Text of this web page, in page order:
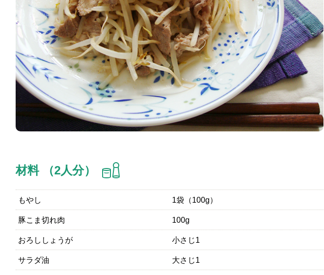
材料 （2人分）
もやし 1袋（100g）
豚こま切れ肉 100g
おろししょうが 小さじ1
サラダ油 大さじ1